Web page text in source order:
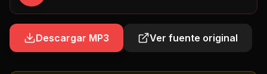
Descargar MP3 Ver fuente original